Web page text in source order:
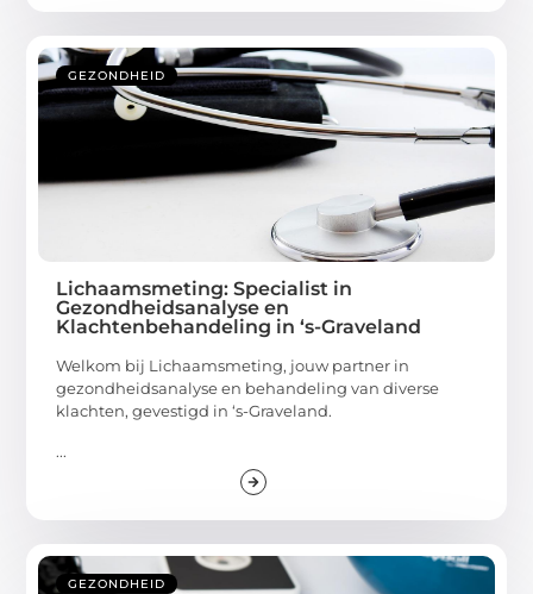
GEZONDHEID
Lichaamsmeting: Specialist in
Gezondheidsanalyse en
Klachtenbehandeling in ‘s-Graveland
Welkom bij Lichaamsmeting, jouw partner in
gezondheidsanalyse en behandeling van diverse
klachten, gevestigd in ‘s-Graveland.
...
GEZONDHEID